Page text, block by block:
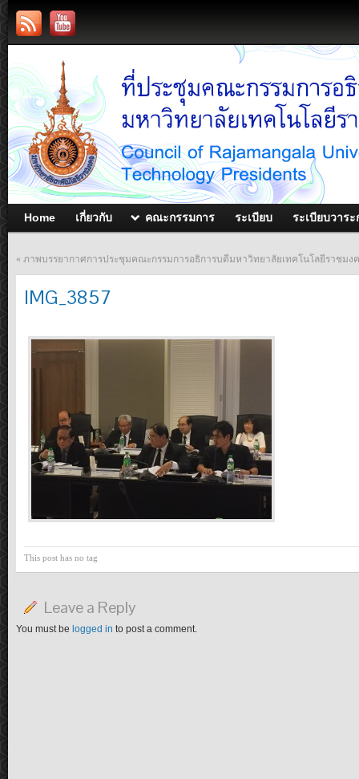
Home เกี่ยวกับ คณะกรรมการ ระเบียบ ระเบียบวาร
« ภาพบรรยากาศการประชุมคณะกรรมการอธิการบดีมหาวิทยาลัยเทคโนโลยีราชมงค
IMG_3857
This post has no tag
Leave a Reply
You must be logged in to post a comment.